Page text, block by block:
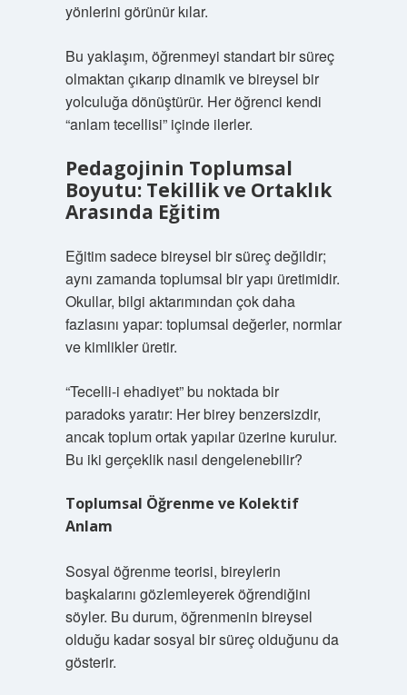
yönlerini görünür kılar.
Bu yaklaşım, öğrenmeyi standart bir süreç
olmaktan çıkarıp dinamik ve bireysel bir
yolculuğa dönüştürür. Her öğrenci kendi
“anlam tecellisi” içinde ilerler.
Pedagojinin Toplumsal
Boyutu: Tekillik ve Ortaklık
Arasında Eğitim
Eğitim sadece bireysel bir süreç değildir;
aynı zamanda toplumsal bir yapı üretimidir.
Okullar, bilgi aktarımından çok daha
fazlasını yapar: toplumsal değerler, normlar
ve kimlikler üretir.
“Tecelli-i ehadiyet” bu noktada bir
paradoks yaratır: Her birey benzersizdir,
ancak toplum ortak yapılar üzerine kurulur.
Bu iki gerçeklik nasıl dengelenebilir?
Toplumsal Öğrenme ve Kolektif
Anlam
Sosyal öğrenme teorisi, bireylerin
başkalarını gözlemleyerek öğrendiğini
söyler. Bu durum, öğrenmenin bireysel
olduğu kadar sosyal bir süreç olduğunu da
gösterir.